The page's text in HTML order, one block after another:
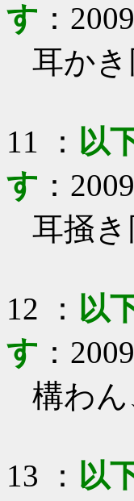
す ：
耳か
11 ： 以
す ：
耳掻
12 ： 以
す ：
構わん
13 ： 以